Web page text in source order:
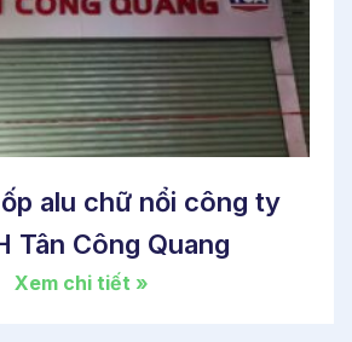
alu chữ nổi công ty
Tân Công Quang
Xem chi tiết »